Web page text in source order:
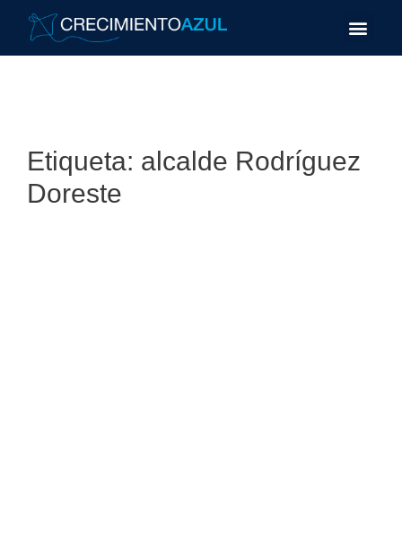
Etiqueta: alcalde Rodríguez
Doreste